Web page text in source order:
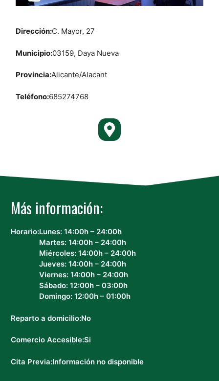
Dirección:C. Mayor, 27
Municipio:03159, Daya Nueva
Provincia:Alicante/Alacant
Teléfono:685274768
Más información:
Horario:Lunes: 14:00h – 24:00h
Martes: 14:00h – 24:00h
Miércoles: 14:00h – 24:00h
Jueves: 14:00h – 24:00h
Viernes: 14:00h – 24:00h
Sábado: 12:00h – 03:00h
Domingo: 12:00h – 01:00h
Reparto a domicilio:No
Comercio Accesible:Si
Cita Previa:Información no disponible